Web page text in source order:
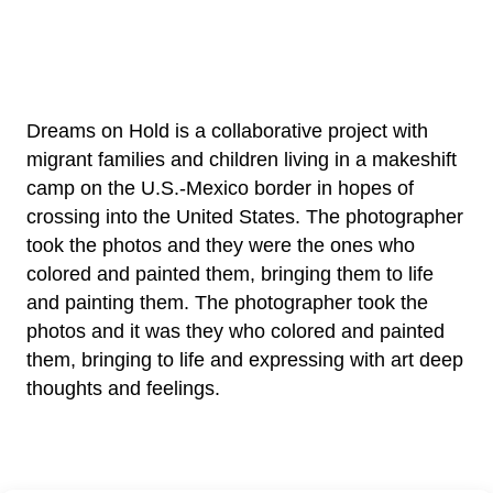
Dreams on Hold is a collaborative project with
migrant families and children living in a makeshift
camp on the U.S.-Mexico border in hopes of
crossing into the United States. The photographer
took the photos and they were the ones who
colored and painted them, bringing them to life
and painting them. The photographer took the
photos and it was they who colored and painted
them, bringing to life and expressing with art deep
thoughts and feelings.